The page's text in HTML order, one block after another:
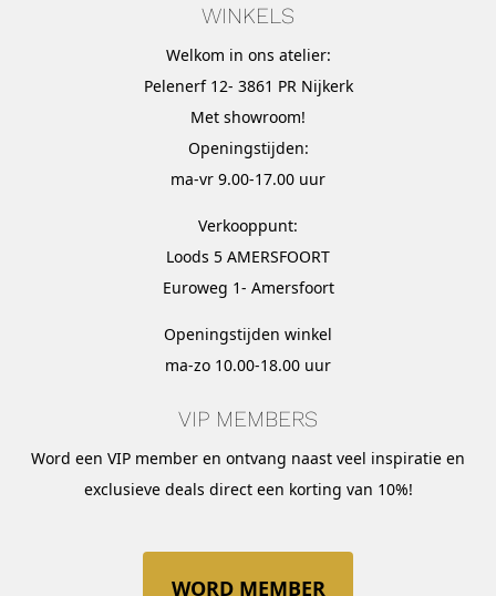
WINKELS
Welkom in ons atelier:
Pelenerf 12- 3861 PR Nijkerk
Met showroom!
Openingstijden:
ma-vr 9.00-17.00 uur
Verkooppunt:
Loods 5 AMERSFOORT
Euroweg 1- Amersfoort
Openingstijden winkel
ma-zo 10.00-18.00 uur
VIP MEMBERS
Word een VIP member en ontvang naast veel inspiratie en
exclusieve deals direct een korting van 10%!
WORD MEMBER